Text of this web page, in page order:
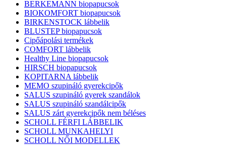
BERKEMANN biopapucsok
BIOKOMFORT biopapucsok
BIRKENSTOCK lábbelik
BLUSTEP biopapucsok
Cipőápolási termékek
COMFORT lábbelik
Healthy Line biopapucsok
HIRSCH biopapucsok
KOPITARNA lábbelik
MEMO szupináló gyerekcipők
SALUS szupináló gyerek szandálok
SALUS szupináló szandálcipők
SALUS zárt gyerekcipők nem béléses
SCHOLL FÉRFI LÁBBELIK
SCHOLL MUNKAHELYI
SCHOLL NŐI MODELLEK